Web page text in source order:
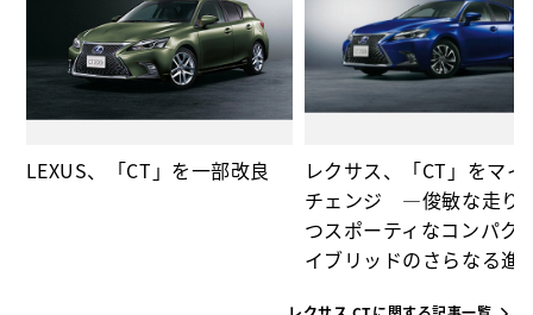
LEXUS、「CT」を一部改良
レクサス、「CT」をマイ
チェンジ ―俊敏な走り
つスポーティなコンパク
イブリッドのさらなる